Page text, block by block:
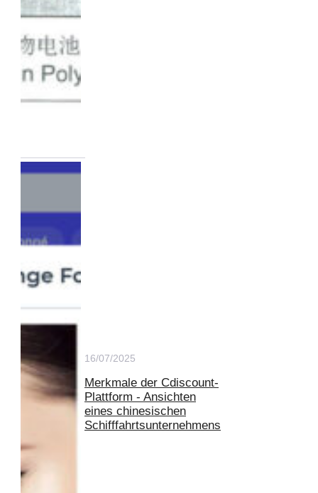
16/07/2025
Merkmale der Cdiscount-
Plattform - Ansichten
eines chinesischen
Schifffahrtsunternehmens